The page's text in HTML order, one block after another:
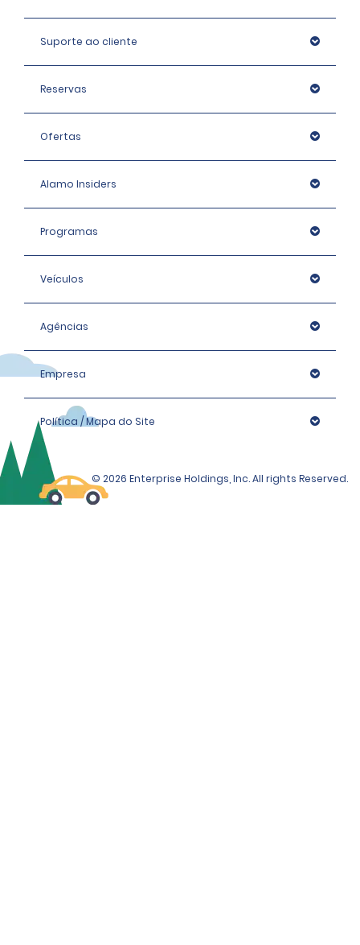
Suporte ao cliente
Reservas
Ofertas
Alamo Insiders
Programas
Veículos
Agências
Empresa
Política / Mapa do Site
© 2026 Enterprise Holdings, Inc. All rights Reserved.